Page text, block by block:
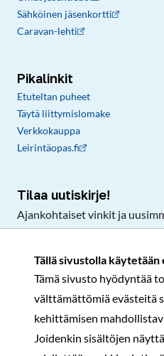
Tällä sivustolla käytetään
Tämä sivusto hyödyntää
välttämättömiä evästeitä
kehittämisen
Joidenkin sisältöjen
Sähköinen jäsenkortti
Caravan-lehti
Pikalinkit
Etuteltan puheet
Täytä liittymislomake
Verkkokauppa
Leirintäopas.fi
Tilaa uutiskirje!
Ajankohtaiset vinkit ja